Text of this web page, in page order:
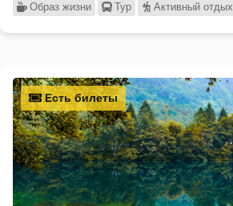
Образ жизни Тур Активный отдых
Есть билеты